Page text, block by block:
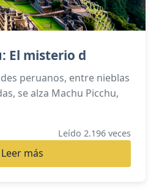
El misterio d
peruanos, entre nieblas
se alza Machu Picchu,
Leído 2.196 veces
Leer más